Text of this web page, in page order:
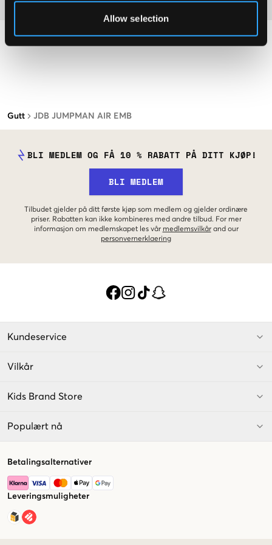
Allow selection
Gutt JDB JUMPMAN AIR EMB
Materiale
BLI MEDLEM OG FÅ 10 % RABATT PÅ DITT KJØP!
BLI MEDLEM
Tilbudet gjelder på ditt første kjøp som medlem og gjelder ordinære
priser. Rabatten kan ikke kombineres med andre tilbud. For mer
informasjon om medlemskapet les vår medlemsvilkår and our
personvernerklaering
Kundeservice
Vilkår
Kids Brand Store
Populært nå
Betalingsalternativer
Leveringsmuligheter